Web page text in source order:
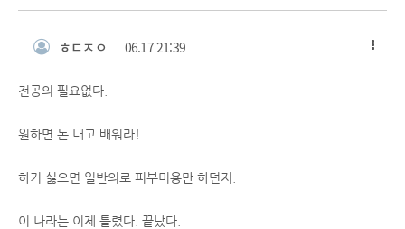
ㅎㄷㅈㅇ 06.17 21:39
전공의 필요없다.
원하면 돈 내고 배워라!
하기 싫으면 일반의로 피부미용만 하던지.
이 나라는 이제 틀렸다. 끝났다.